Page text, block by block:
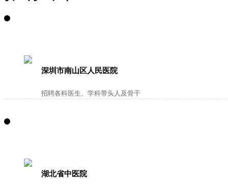
深圳市南山区人民医院
招聘各科医生、学科带头人及骨干
湖北省中医院